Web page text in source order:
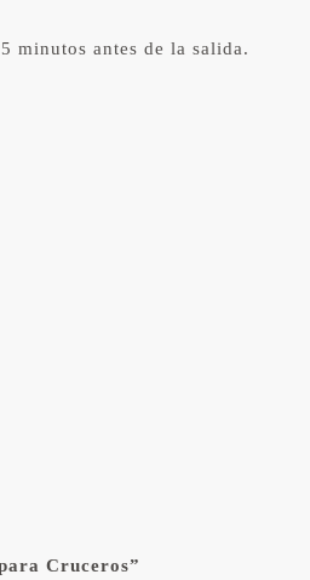
minutos antes de la salida.
Cruceros”